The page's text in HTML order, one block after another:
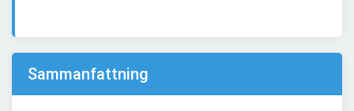
Sammanfattning